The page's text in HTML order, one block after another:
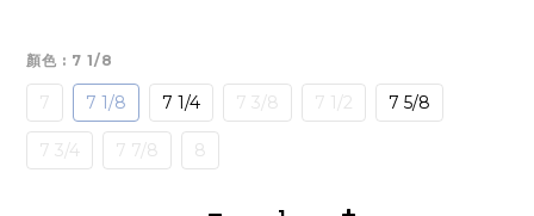
顏色 : 7 1/8
7 7 1/8 7 1/4 7 3/8 7 1/2 7 5/8
7 3/4 7 7/8 8